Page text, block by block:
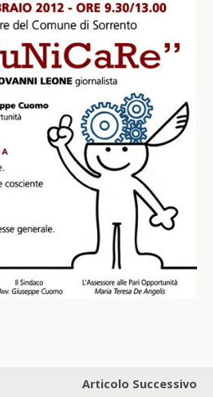
Articolo Successivo